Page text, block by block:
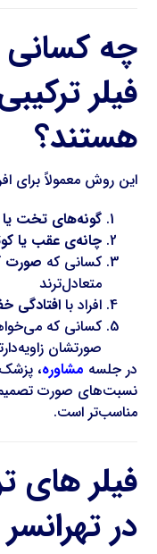
چه
فیلر
هستند؟
این روش معمولاً برای
گونه‌های تخت
چانه‌ی عقب یا
کسانی که صورت
متعادل‌ترند
افراد باافتادگی
کسانی که
صورتشان
در جلسه مشاوره،
نسبت‌های صورت تصمیم
مناسب‌تر است.
فیلر های
در تهرانسر